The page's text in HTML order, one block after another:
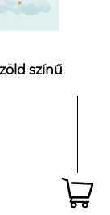
színű